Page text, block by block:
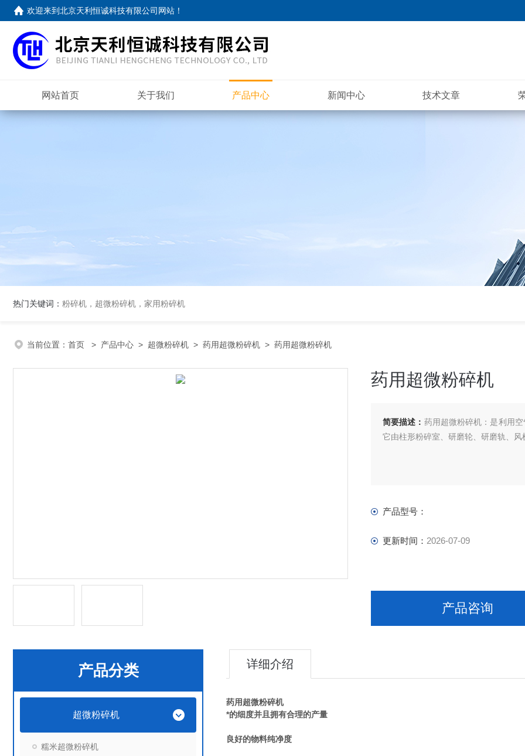
欢迎来到北京天利恒诚科技有限公司网站 ！
网站首页 关于我们 产品中心 新闻中心 技术文章
热门关键词： 粉碎机，超微粉碎机，家用粉碎机
当前位置： 首页 > 产品中心 > 超微粉碎机 > 药用超微粉碎机 > 药用超微粉碎机
药用超微粉碎机
简要描述： 药用超微粉碎机：是利用
它由柱形粉碎室、研磨轮、研磨轨、风
产品型号：
更新时间： 2026-07-09
产品咨询
产品分类
超微粉碎机
糯米超微粉碎机
详细介绍
药用超微粉碎机
*的细度并且拥有合理的产量
良好的物料纯净度